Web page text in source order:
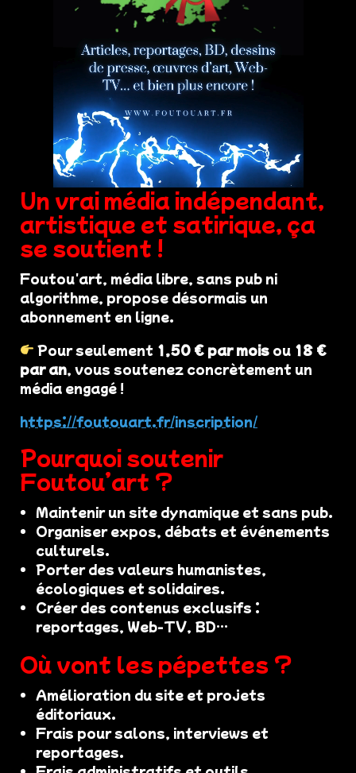
Un vrai média indépendant,
artistique et satirique, ça
se soutient !
Foutou'art, média libre, sans pub ni
algorithme, propose désormais un
abonnement en ligne.
Pour seulement 1,50 € par mois ou 18 €
par an, vous soutenez concrètement un
média engagé !
https://foutouart.fr/inscription/
Pourquoi soutenir
Foutou’art ?
Maintenir un site dynamique et sans pub.
Organiser expos, débats et événements
culturels.
Porter des valeurs humanistes,
écologiques et solidaires.
Créer des contenus exclusifs :
reportages, Web-TV, BD…
Où vont les pépettes ?
Amélioration du site et projets
éditoriaux.
Frais pour salons, interviews et
reportages.